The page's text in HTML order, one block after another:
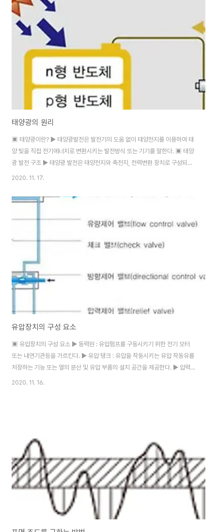
효율이 저하된다. - 펌프효율 저하에 따르는 온도 상승 발생하고 이 때문에 누
설이 발생하기도 한다. - 마찰 부분의 마모 증대 - 기계 수명 저하 발생 - 정밀
한 조절과 제어 곤란 등의 현상이 발생한다.
태양광의 원리
▣ 태양광이란? ▶ 태양광발전은 발전기의 도움 없이 태양전지를 이용하여 태
양 빛을 직접 전기에너지로 변환시키는 발전방식 또는 기기를 말한다. ▣ 태양
광 발전 구조 ▶ 태양광 발전은 태양전지와 축전지, 전력변환 장치로 구성되어
있다. ▶ 단결정 실린콘 태양전지의 겨우에는 실리콘에 5가지의 원소들인 인,
▣ 태양광 발전 원리 ▶ 태양빛이 P형 반도체와 N형 반도체를 접합시킨 태양
가 발생하고 이때 발생한 정공은 P형 반도체 쪽으로, 전자는 N형 반도체 쪽으
2020. 11. 17.
유압장치의 구성 요소
▣ 유압장치의 구성 요소 ▶ 동력원 : 유압펌프를 구동시키기 위한 전기 모터
또는 내연기관등을 가르킨다. ▶ 유압 탱크 : 유압을 작동시키는 유압 작동유를
저장하는 기능 또는 열의 분산 및 유압 부품의 설치 공간을 제공한다. ▶ 압력
제어 밸브 : 회로 내의 압력 상승을 제한하여 설정된 압력의 오일을 공급하는 밸
고 반대 방향으로 흐르지 못하도록 하는 밸브를 말한다. ▶ 유압 구동기 : 유압
장치 내에서..
2020. 11. 16.